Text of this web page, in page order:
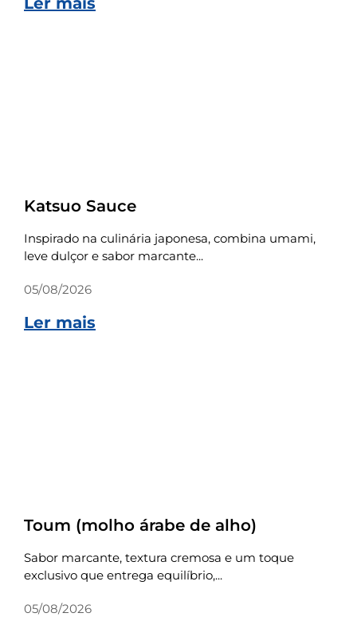
Katsuo Sauce
Inspirado na culinária japonesa, combina umami,
leve dulçor e sabor marcante...
05/08/2026
Ler mais
Toum (molho árabe de alho)
Sabor marcante, textura cremosa e um toque
exclusivo que entrega equilíbrio,...
05/08/2026